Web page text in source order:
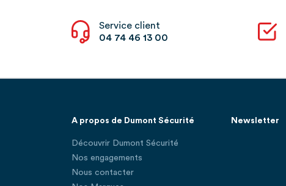
Service client
04 74 46 13 00
A propos de Dumont Sécurité
Découvrir Dumont Sécurité
Nos engagements
Nous contacter
Newsletter